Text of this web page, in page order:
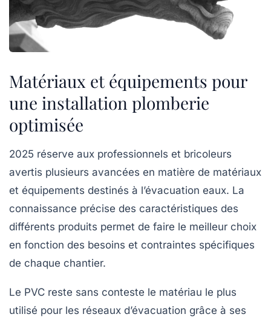
Matériaux et équipements pour
une installation plomberie
optimisée
2025 réserve aux professionnels et bricoleurs
avertis plusieurs avancées en matière de matériaux
et équipements destinés à l’évacuation eaux. La
connaissance précise des caractéristiques des
différents produits permet de faire le meilleur choix
en fonction des besoins et contraintes spécifiques
de chaque chantier.
Le PVC reste sans conteste le matériau le plus
utilisé pour les réseaux d’évacuation grâce à ses